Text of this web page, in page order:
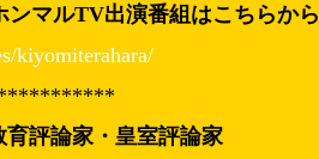
ンマルTV出演番組はこちらから
kiyomiterahara/
評論家・皇室評論家